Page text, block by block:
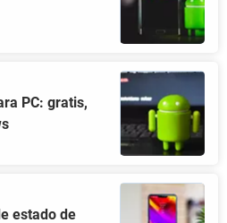
PC: gratis,
estado de